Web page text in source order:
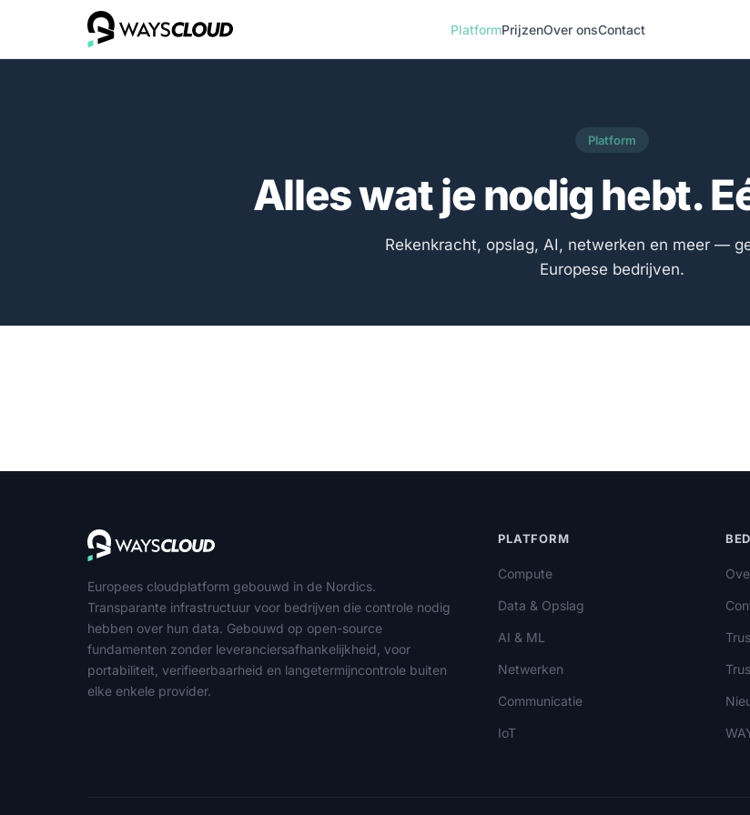
PlatformPrijzenOver onsContact
Platform
Alles wat je nodig hebt.
Rekenkracht, opslag, AI, netwerken en meer —
Europese bedrijven.
Europees cloudplatform gebouwd in de Nordics.
Transparante infrastructuur voor bedrijven die controle nodig
hebben over hun data. Gebouwd op open-source
fundamenten zonder leveranciersafhankelijkheid, voor
portabiliteit, verifieerbaarheid en langetermijncontrole buiten
elke enkele provider.
PLATFORM
Compute
Data & Opslag
AI & ML
Netwerken
Communicatie
IoT